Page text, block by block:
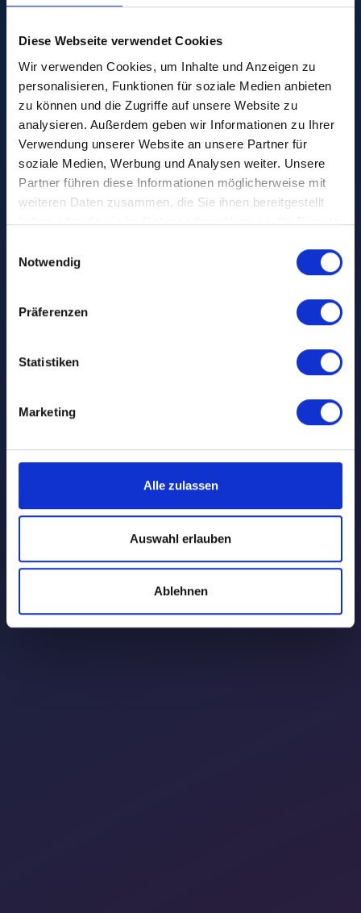
Diese Webseite verwendet Cookies
Wir verwenden Cookies, um Inhalte und Anzeigen zu
personalisieren, Funktionen für soziale Medien anbieten
zu können und die Zugriffe auf unsere Website zu
analysieren. Außerdem geben wir Informationen zu Ihrer
Verwendung unserer Website an unsere Partner für
soziale Medien, Werbung und Analysen weiter. Unsere
Partner führen diese Informationen möglicherweise mit
weiteren Daten zusammen, die Sie ihnen bereitgestellt
haben oder die sie im Rahmen Ihrer Nutzung der Dienste
Notwendig
Präferenzen
Statistiken
Marketing
Alle zulassen
Auswahl erlauben
Ablehnen
24. März 2026 •
Danke für euren
Besuch auf der
succeet26!